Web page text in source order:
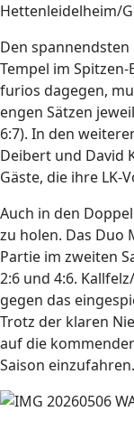
Hettenleidelheim/
Den
Tempel im
furios dagegen,
engen Sätzen
6:7). In den
Deibert und David
Gäste, die ihre LK-
Auch in den
zu holen. Das Duo
Partie im zweiten
2:6 und 4:6.
gegen das
Trotz der klaren
auf die
Saison einzufahren.